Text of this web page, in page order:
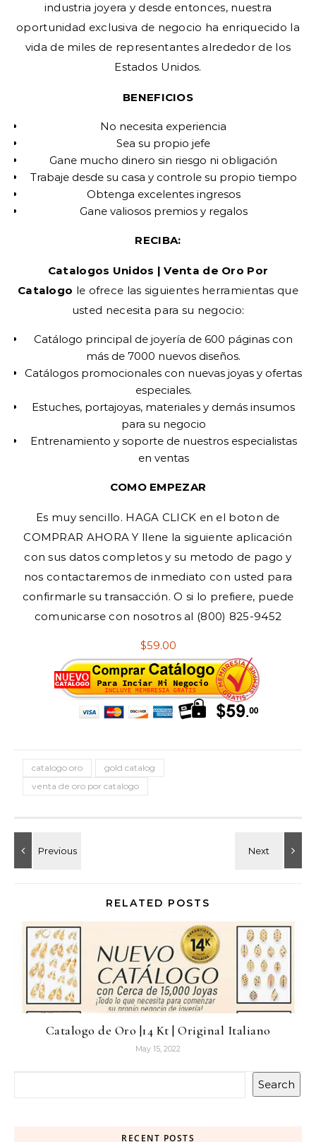
industria joyera y desde entonces, nuestra
oportunidad exclusiva de negocio ha enriquecido la
vida de miles de representantes alrededor de los
Estados Unidos.
BENEFICIOS
No necesita experiencia
Sea su propio jefe
Gane mucho dinero sin riesgo ni obligación
Trabaje desde su casa y controle su propio tiempo
Obtenga excelentes ingresos
Gane valiosos premios y regalos
RECIBA:
Catalogos Unidos | Venta de Oro Por
Catalogo le ofrece las siguientes herramientas que
usted necesita para su negocio:
Catálogo principal de joyería de 600 páginas con
más de 7000 nuevos diseños.
Catálogos promocionales con nuevas joyas y ofertas
especiales.
Estuches, portajoyas, materiales y demás insumos
para su negocio
Entrenamiento y soporte de nuestros especialistas
en ventas
COMO EMPEZAR
Es muy sencillo. HAGA CLICK en el boton de
COMPRAR AHORA Y llene la siguiente aplicación
con sus datos completos y su metodo de pago y
nos contactaremos de inmediato con usted para
confirmarle su transacción. O si lo prefiere, puede
comunicarse con nosotros al (800) 825-9452
$59.00
catalogo oro
gold catalog
venta de oro por catalogo
RELATED POSTS
Catalogo de Oro |14 Kt | Original Italiano
May 15, 2022
Search
RECENT POSTS